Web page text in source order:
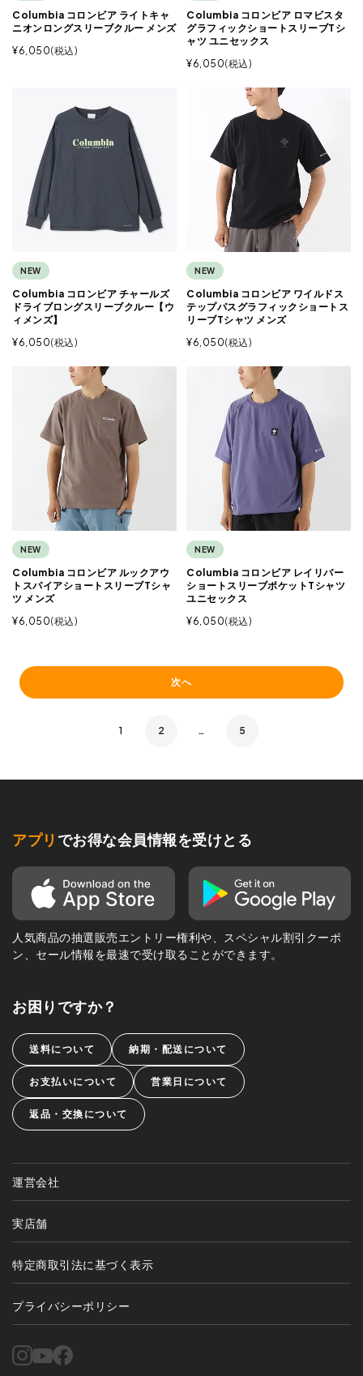
Columbia コロンビア ライトキャ
ニオンロングスリーブクルー メンズ
¥6,050 税込
Columbia コロンビア ロマビスタ
グラフィックショートスリーブTシ
ャツ ユニセックス
¥6,050 税込
NEW
Columbia コロンビア チャールズ
ドライブロングスリーブクルー【ウ
ィメンズ】
¥6,050 税込
NEW
Columbia コロンビア ワイルドス
テップパスグラフィックショートス
リーブTシャツ メンズ
¥6,050 税込
NEW
Columbia コロンビア ルックアウ
トスパイアショートスリーブTシャ
ツ メンズ
¥6,050 税込
NEW
Columbia コロンビア レイリバー
ショートスリーブポケットTシャツ
ユニセックス
¥6,050 税込
次へ
1 2 … 5
アプリ でお得な会員情報を受けとる
人気商品の抽選販売エントリー権利や、スペシャル割引クーポ
ン、セール情報を最速で受け取ることができます。
お困りですか？
送料について 納期・配送について
お支払いについて 営業日について
返品・交換について
運営会社
実店舗
特定商取引法に基づく表示
プライバシーポリシー